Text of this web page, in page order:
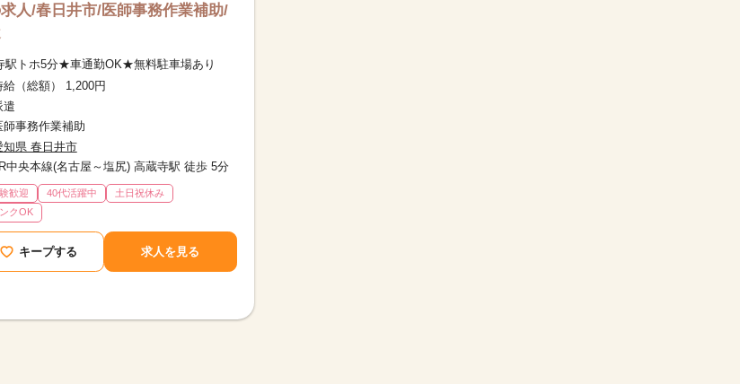
人/春日井市/医師事務作業補助/
駅トホ5分★車通勤OK★無料駐車場あり
給（総額） 1,200円
遣
師事務作業補助
知県 春日井市
中央本線(名古屋～塩尻) 高蔵寺駅 徒歩 5分
歓迎 40代活躍中
土日祝休み
クOK
キープする 求人を見る